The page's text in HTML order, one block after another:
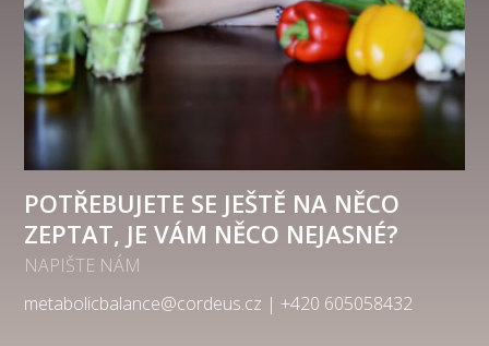
POTŘEBUJETE SE JEŠTĚ NA NĚCO
ZEPTAT, JE VÁM NĚCO NEJASNÉ?
NAPIŠTE NÁM
metabolicbalance@cordeus.cz | +420 605058432